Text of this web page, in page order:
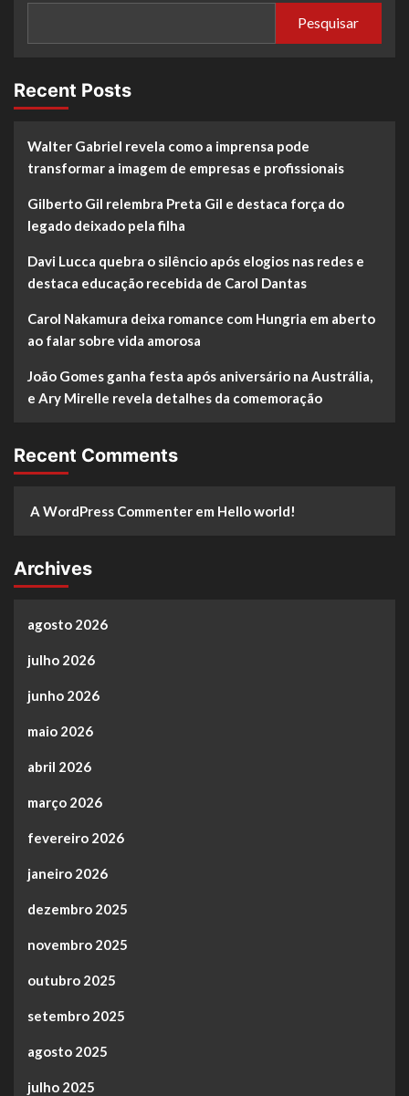
Pesquisar
Recent Posts
Walter Gabriel revela como a imprensa pode
transformar a imagem de empresas e profissionais
Gilberto Gil relembra Preta Gil e destaca força do
legado deixado pela filha
Davi Lucca quebra o silêncio após elogios nas redes e
destaca educação recebida de Carol Dantas
Carol Nakamura deixa romance com Hungria em aberto
ao falar sobre vida amorosa
João Gomes ganha festa após aniversário na Austrália,
e Ary Mirelle revela detalhes da comemoração
Recent Comments
A WordPress Commenter em Hello world!
Archives
agosto 2026
julho 2026
junho 2026
maio 2026
abril 2026
março 2026
fevereiro 2026
janeiro 2026
dezembro 2025
novembro 2025
outubro 2025
setembro 2025
agosto 2025
julho 2025